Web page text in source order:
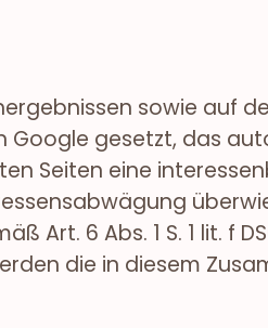
sowie auf
Google gesetzt, das
Seiten eine
Art. 6 Abs. 1 S. 1 lit. f
die in diesem